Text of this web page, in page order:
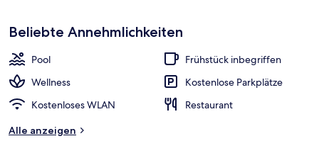
Beliebte Annehmlichkeiten
Pool
Frühstück inbegriffen
Wellness
Kostenlose Parkplätze
Kostenloses WLAN
Restaurant
Alle anzeigen